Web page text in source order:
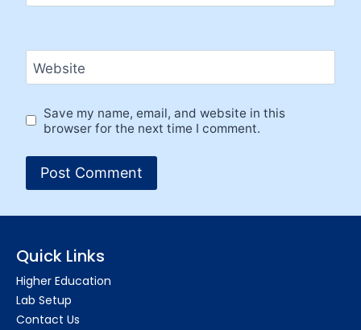
Website
Save my name, email, and website in this
browser for the next time I comment.
Quick Links
Higher Education
Lab Setup
Contact Us